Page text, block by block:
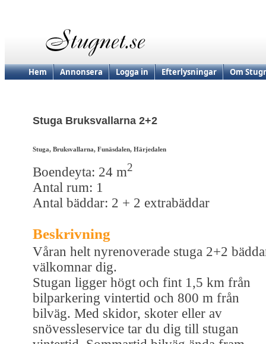
Hem Annonsera Logga in Efterlysningar Om
Stuga Bruksvallarna 2+2
Stuga, Bruksvallarna, Funäsdalen, Härjedalen
Boendeyta: 24 m2
Antal rum: 1
Antal bäddar: 2 + 2 extrabäddar
Beskrivning
Våran helt nyrenoverade stuga 2+2
välkomnar dig.
Stugan ligger högt och fint 1,5 km från
bilparkering vintertid och 800 m från
bilväg. Med skidor, skoter eller av
snövessleservice tar du dig till stugan